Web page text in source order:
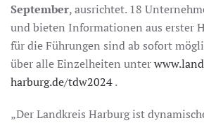
September, ausrichtet. 18
und bieten Informationen aus erster
für die Führungen sind ab sofort
über alle Einzelheiten unter
harburg.de/tdw2024.
„Der Landkreis Harburg ist